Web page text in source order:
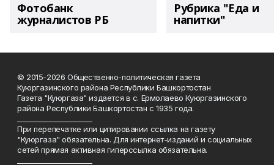
Фотобанк
журналистов РБ
Рубрика "Еда и
напитки"
© 2015-2026 Общественно-политическая газета
Куюргазинского района Республики Башкортостан
Газета "Куюргаза" издается в с. Ермолаево Куюргазинского
района Республики Башкортостан с 1935 года.
При перепечатке или цитировании ссылка на газету
"Куюргаза" обязательна. Для интернет-изданий и социальных
сетей прямая активная гиперссылка обязательна.